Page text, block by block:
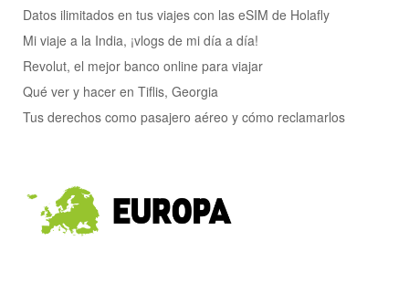
Datos ilimitados en tus viajes con las eSIM de Holafly
Mi viaje a la India, ¡vlogs de mi día a día!
Revolut, el mejor banco online para viajar
Qué ver y hacer en Tiflis, Georgia
Tus derechos como pasajero aéreo y cómo reclamarlos